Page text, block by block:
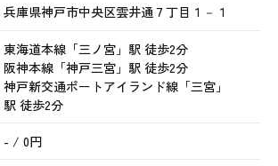
兵庫県神戸市中央区雲井通７丁目１－１
東海道本線 「三ノ宮 」駅 徒歩2分
阪神本線 「神戸三宮 」駅 徒歩2分
神戸新交通ポートアイランド線 「三宮 」
駅 徒歩2分
- / 0円